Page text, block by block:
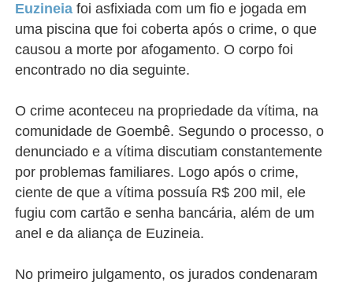
Euzineiafoi asfixiada com um fio e jogada em
uma piscina que foi coberta após o crime, o que
causou a morte por afogamento. O corpo foi
encontrado no dia seguinte.
O crime aconteceu na propriedade da vítima, na
comunidade de Goembê. Segundo o processo, o
denunciado e a vítima discutiam constantemente
por problemas familiares. Logo após o crime,
ciente de que a vítima possuía R$ 200 mil, ele
fugiu com cartão e senha bancária, além de um
anel e da aliança de Euzineia.
No primeiro julgamento, os jurados condenaram